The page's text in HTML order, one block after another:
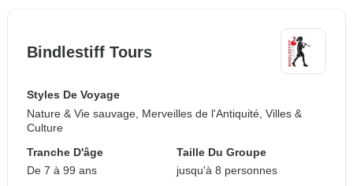
Bindlestiff Tours
Styles De Voyage
Nature & Vie sauvage, Merveilles de l'Antiquité, Villes &
Culture
Tranche D'âge
De 7 à 99 ans
Taille Du Groupe
jusqu'à 8 personnes